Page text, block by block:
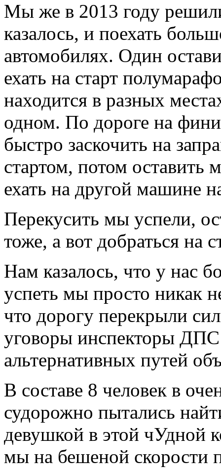
Мы же в 2013 году
казалось, и поехать
автомобилях. Один
ехать на старт
находится в разных
одном. По дороге на
быстро заскочить на
стартом, потом
ехать на другой машине
Перекусить мы успели,
тоже, а вот добраться на
Нам казалось, что у нас
успеть мы просто никак
что дорогу перекрыли
уговоры инспекторы ДПС
альтернативных путей
В составе 8 человек в
судорожно пытались
девушкой в этой чУдной
мы на бешеной скорости